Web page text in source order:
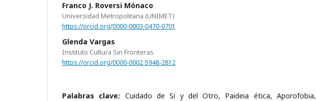
Franco J. Roversi Mónaco
Universidad Metropolitana (UNIMET)
https://orcid.org/0000-0003-0470-0701
Glenda Vargas
Instituto Cultura Sin Fronteras
https://orcid.org/0000-0002-5948-2812
Palabras clave: Cuidado de Si y del Otro, Paideia ética, Aporofobia,